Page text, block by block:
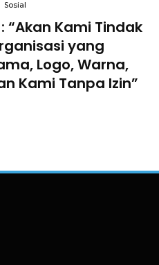
Sosial
“Akan Kami Tindak
yang
Logo, Warna,
Kami Tanpa Izin”